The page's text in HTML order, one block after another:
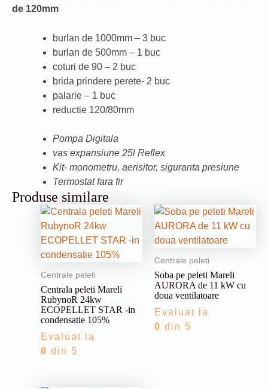
de 120mm
burlan de 1000mm – 3 buc
burlan de 500mm – 1 buc
coturi de 90 – 2 buc
brida prindere perete- 2 buc
palarie – 1 buc
reductie 120/80mm
Pompa Digitala
vas expansiune 25l Reflex
Kit- monometru, aerisitor, siguranta presiune
Termostat fara fir
Produse similare
Centrale peleti
Centrala peleti Mareli
RubynoR 24kw
ECOPELLET STAR -in
condensatie 105%
Evaluat la
0 din 5
Centrale peleti
Soba pe peleti Mareli
AURORA de 11 kW cu
doua ventilatoare
Evaluat la
0 din 5